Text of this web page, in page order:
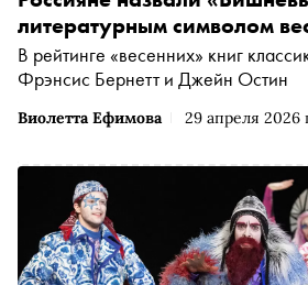
Виолетта Ефимова 29 апреля 2026
литературным символом
В рейтинге «весенних» книг
Фрэнсис Бернетт и Джейн Остин